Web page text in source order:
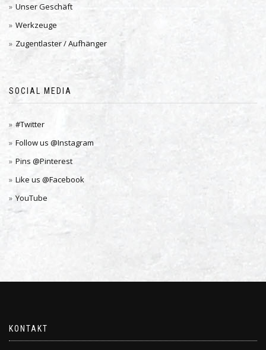
Unser Geschäft
Werkzeuge
Zugentlaster / Aufhänger
SOCIAL MEDIA
#Twitter
Follow us @Instagram
Pins @Pinterest
Like us @Facebook
YouTube
KONTAKT